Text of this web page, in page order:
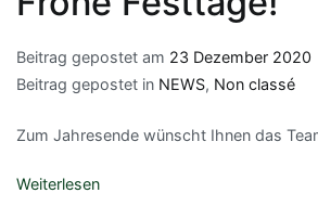
Beitrag gepostet am 23 Dezember 2020
Beitrag gepostet in NEWS, Non classé
Zum Jahresende wünscht Ihnen das
Weiterlesen